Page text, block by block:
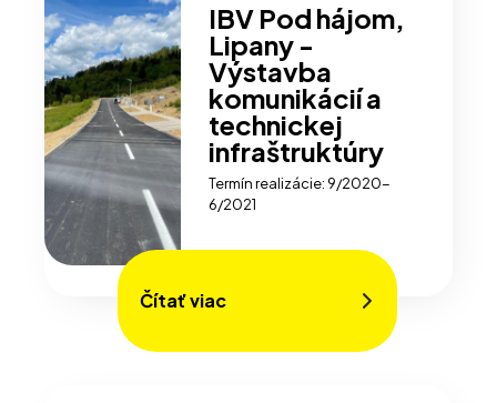
IBV Pod hájom,
Lipany -
Výstavba
komunikácií a
technickej
infraštruktúry
Termín realizácie: 9/2020-
6/2021
Čítať viac